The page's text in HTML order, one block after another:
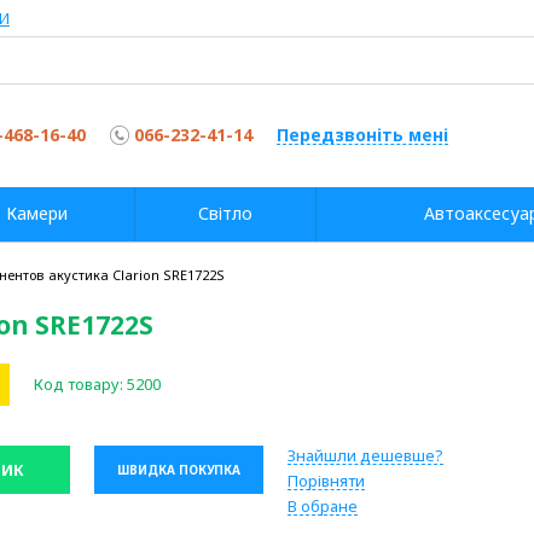
акустика Clarion SRE1722S
SRE1722S
Код товару: 5200
ШВИДКА ПОКУПКА
Знайшли дешевше?
Порівняти
В обране
468-16-40 066-232-41-14 Передзвоніть мені
Камери Світло